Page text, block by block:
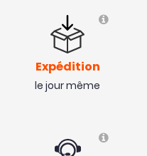
Expédition
le jour même